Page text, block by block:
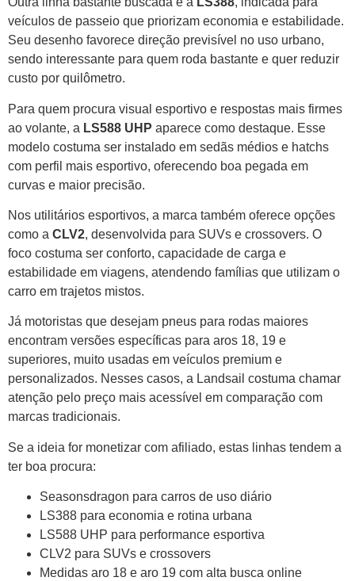
veículos de passeio que priorizam economia e estabilidade.
Seu desenho favorece direção previsível no uso urbano,
sendo interessante para quem roda bastante e quer reduzir
custo por quilômetro.
Para quem procura visual esportivo e respostas mais firmes
ao volante, a LS588 UHP aparece como destaque. Esse
modelo costuma ser instalado em sedãs médios e hatchs
com perfil mais esportivo, oferecendo boa pegada em
curvas e maior precisão.
Nos utilitários esportivos, a marca também oferece opções
como a CLV2, desenvolvida para SUVs e crossovers. O
foco costuma ser conforto, capacidade de carga e
estabilidade em viagens, atendendo famílias que utilizam o
carro em trajetos mistos.
Já motoristas que desejam pneus para rodas maiores
encontram versões específicas para aros 18, 19 e
superiores, muito usadas em veículos premium e
personalizados. Nesses casos, a Landsail costuma chamar
atenção pelo preço mais acessível em comparação com
marcas tradicionais.
Se a ideia for monetizar com afiliado, estas linhas tendem a
ter boa procura:
Seasonsdragon para carros de uso diário
LS388 para economia e rotina urbana
LS588 UHP para performance esportiva
CLV2 para SUVs e crossovers
Medidas aro 18 e aro 19 com alta busca online